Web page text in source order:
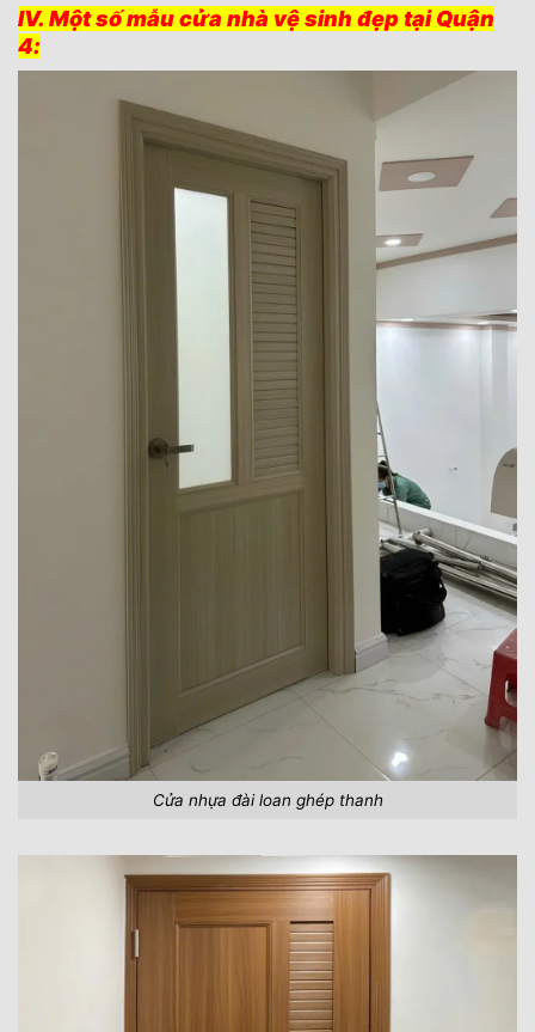
IV. Một số mẫu cửa nhà vệ sinh đẹp tại Quận
4:
Cửa nhựa đài loan ghép thanh